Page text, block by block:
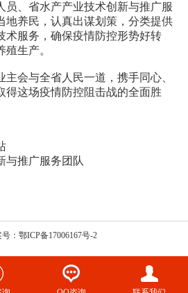
员、省水产产业技术创新与推广服
地养民，认真出谋划策，分类提供
术服务，确保疫情防控形势好转
生产。
会与全省人民一道，携手同心、
得这场疫情防控阻击战的全面胜
与推广服务团队
：鄂ICP备17006167号-2